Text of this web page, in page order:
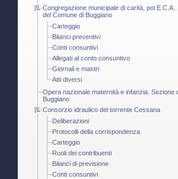
Congregazione municipale di carità, poi
del Comune di Buggiano
Carteggio
Bilanci preventivi
Conti consuntivi
Allegati al conto consuntivo
Giornali e mastri
Atti diversi
Opera nazionale maternità e infanzia. Sezione
Buggiano
Consorzio idraulico del torrente Cessana
Deliberazioni
Protocolli della corrispondenza
Carteggio
Ruoli dei contribuenti
Bilanci di previsione
Conti consuntivi